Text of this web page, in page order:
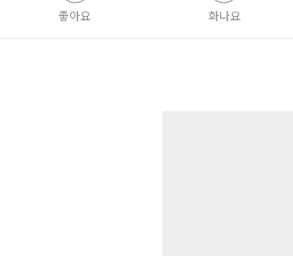
좋아요 화나요